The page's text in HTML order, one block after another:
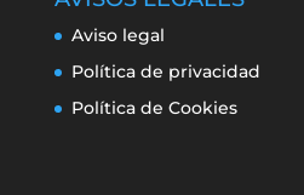
Aviso legal
Política de privacidad
Política de Cookies